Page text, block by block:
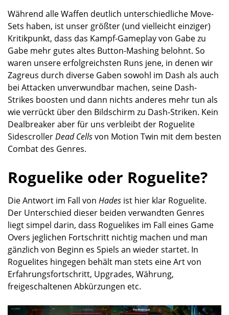
Während alle Waffen deutlich unterschiedliche Move-
Sets haben, ist unser größter (und vielleicht einziger)
Kritikpunkt, dass das Kampf-Gameplay von Gabe zu
Gabe mehr gutes altes Button-Mashing belohnt. So
waren unsere erfolgreichsten Runs jene, in denen wir
Zagreus durch diverse Gaben sowohl im Dash als auch
bei Attacken unverwundbar machen, seine Dash-
Strikes boosten und dann nichts anderes mehr tun als
wie verrückt über den Bildschirm zu Dash-Striken. Kein
Dealbreaker aber für uns verbleibt der Roguelite
SidescrollerDead Cellsvon Motion Twin mit dem besten
Combat des Genres.
Roguelike oder Roguelite?
Die Antwort im Fall von Hades ist hier klar Roguelite.
Der Unterschied dieser beiden verwandten Genres
liegt simpel darin, dass Roguelikes im Fall eines Game
Overs jeglichen Fortschritt nichtig machen und man
gänzlich von Beginn es Spiels an wieder startet. In
Roguelites hingegen behält man stets eine Art von
Erfahrungsfortschritt, Upgrades, Währung,
freigeschaltenen Abkürzungen etc.